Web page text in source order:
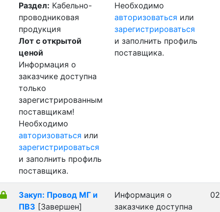
Раздел: Кабельно-
проводниковая
продукция
Лот с открытой
ценой
Информация о
заказчике доступна
только
зарегистрированным
поставщикам!
Необходимо
авторизоваться или
зарегистрироваться
и заполнить профиль
поставщика.
Необходимо
авторизоваться или
зарегистрироваться
и заполнить профиль
поставщика.
Закуп: Провод МГ и
ПВ3 [Завершен]
Информация о
заказчике доступна